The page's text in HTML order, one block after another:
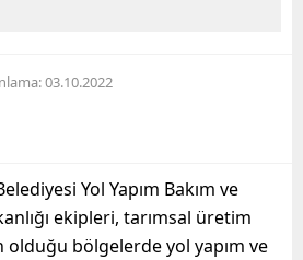
03.10.2022
Yol Yapım Bakım ve
ekipleri, tarımsal üretim
bölgelerde yol yapım ve